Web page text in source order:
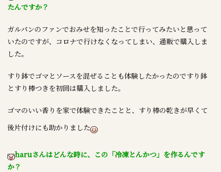
たんですか？
ガルパンのファンでおみせを知ったことで行ってみたいと思って
いたのですが、コロナで行けなくなってしまい、通販で購入しま
した。
すり鉢でゴマとソースを混ぜることも体験したかったのですり鉢
とすり棒つきを初回は購入しました。
ゴマのいい香りを家で体験できたことと、すり棒の乾きが早くて
後片付けにも助かりました
haruさんはどんな時に、この「冷凍とんかつ」を作るんです
か？